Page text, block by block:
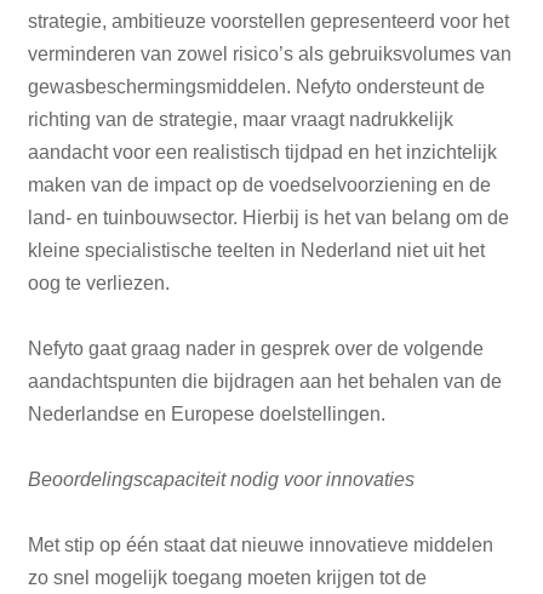
strategie, ambitieuze voorstellen gepresenteerd voor het
verminderen van zowel risico’s als gebruiksvolumes van
gewasbeschermingsmiddelen. Nefyto ondersteunt de
richting van de strategie, maar vraagt nadrukkelijk
aandacht voor een realistisch tijdpad en het inzichtelijk
maken van de impact op de voedselvoorziening en de
land- en tuinbouwsector. Hierbij is het van belang om de
kleine specialistische teelten in Nederland niet uit het
oog te verliezen.
Nefyto gaat graag nader in gesprek over de volgende
aandachtspunten die bijdragen aan het behalen van de
Nederlandse en Europese doelstellingen.
Beoordelingscapaciteit nodig voor innovaties
Met stip op één staat dat nieuwe innovatieve middelen
zo snel mogelijk toegang moeten krijgen tot de